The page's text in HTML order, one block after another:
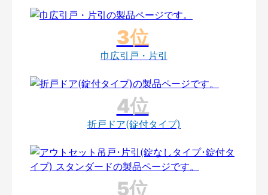
巾広引戸・片引
折戸ドア(錠付タイプ)